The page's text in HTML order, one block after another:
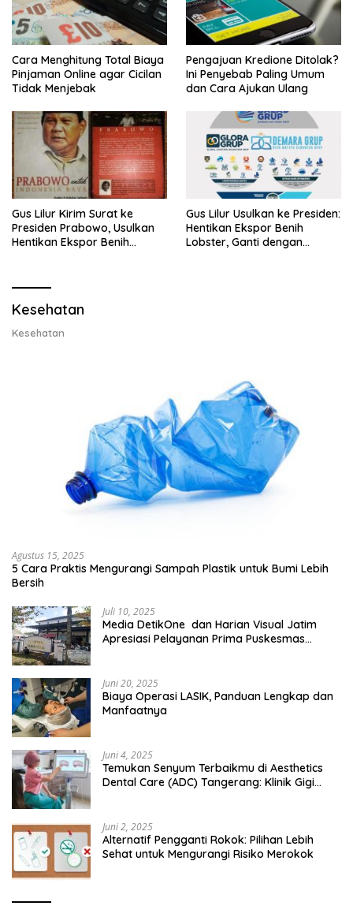
Cara Menghitung Total Biaya
Pinjaman Online agar Cicilan
Tidak Menjebak
Pengajuan Kredione Ditolak?
Ini Penyebab Paling Umum
dan Cara Ajukan Ulang
Gus Lilur Kirim Surat ke
Presiden Prabowo, Usulkan
Hentikan Ekspor Benih
Gus Lilur Usulkan ke Presiden:
Hentikan Ekspor Benih
Lobster, Ganti dengan
Kesehatan
Kesehatan
Agustus 15, 2025
5 Cara Praktis Mengurangi Sampah Plastik untuk Bumi Lebih
Bersih
Juli 10, 2025
Media DetikOne dan Harian Visual Jatim
Apresiasi Pelayanan Prima Puskesmas
Juni 20, 2025
Biaya Operasi LASIK, Panduan Lengkap dan
Manfaatnya
Juni 4, 2025
Temukan Senyum Terbaikmu di Aesthetics
Dental Care (ADC) Tangerang: Klinik Gigi
Juni 2, 2025
Alternatif Pengganti Rokok: Pilihan Lebih
Sehat untuk Mengurangi Risiko Merokok